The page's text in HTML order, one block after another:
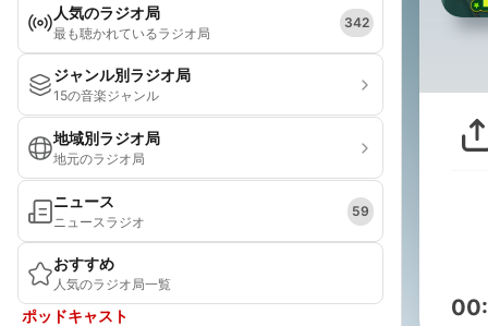
人気のラジオ局
最も聴かれているラジオ局
342
ジャンル別ラジオ局
15の音楽ジャンル
地域別ラジオ局
地元のラジオ局
ニュース
ニュースラジオ
59
おすすめ
人気のラジオ局一覧
ポッドキャスト